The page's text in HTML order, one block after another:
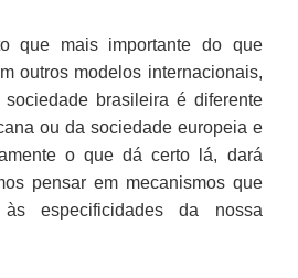
que mais importante do que
outros modelos internacionais,
brasileira é diferente
ou da sociedade europeia e
o que dá certo lá, dará
pensar em mecanismos que
especificidades da nossa